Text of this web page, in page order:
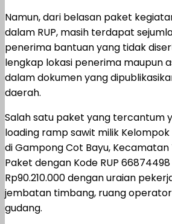
Namun, dari belasan paket
dalam RUP, masih terdapat
penerima bantuan yang tidak
lengkap lokasi penerima maupun
dalam dokumen yang
daerah.
Salah satu paket yang tercantum
loading ramp sawit milik
di Gampong Cot Bayu, Kecamatan
Paket dengan Kode RUP
Rp90.210.000 dengan uraian
jembatan timbang, ruang
gudang.